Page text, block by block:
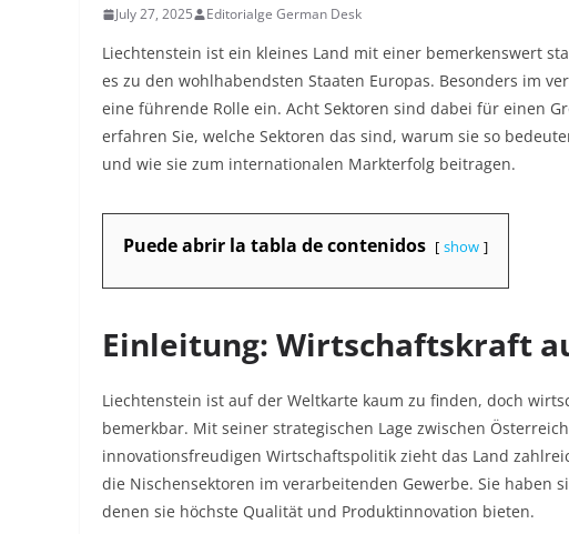
July 27, 2025 Editorialge German Desk
Liechtenstein ist ein kleines Land mit einer bemerkenswert
es zu den wohlhabendsten Staaten Europas. Besonders im
eine führende Rolle ein. Acht Sektoren sind dabei für einen
erfahren Sie, welche Sektoren das sind, warum sie so
und wie sie zum internationalen Markterfolg beitragen.
Puede abrir la tabla de contenidos show
Einleitung: Wirtschaftskraft
Liechtenstein ist auf der Weltkarte kaum zu finden, doch
bemerkbar. Mit seiner strategischen Lage zwischen
innovationsfreudigen Wirtschaftspolitik zieht das Land
die Nischensektoren im verarbeitenden Gewerbe. Sie haben
denen sie höchste Qualität und Produktinnovation bieten.